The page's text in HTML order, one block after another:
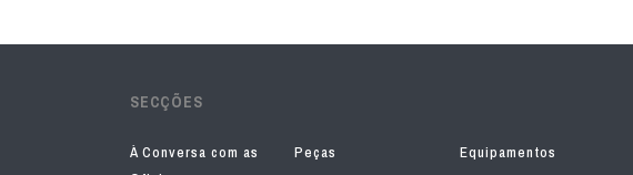
SECÇÕES
À Conversa com as
Peças
Equipamentos